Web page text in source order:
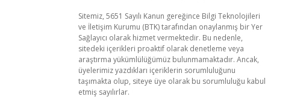
Sitemiz, 5651 Sayılı Kanun gereğince Bilgi Teknolojileri
ve İletişim Kurumu (BTK) tarafından onaylanmış bir Yer
Sağlayıcı olarak hizmet vermektedir. Bu nedenle,
sitedeki içerikleri proaktif olarak denetleme veya
araştırma yükümlülüğümüz bulunmamaktadır. Ancak,
üyelerimiz yazdıkları içeriklerin sorumluluğunu
taşımakta olup, siteye üye olarak bu sorumluluğu kabul
etmiş sayılırlar.